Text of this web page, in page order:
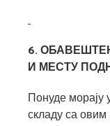
6.
И МЕСТУ
Понуде
складу са